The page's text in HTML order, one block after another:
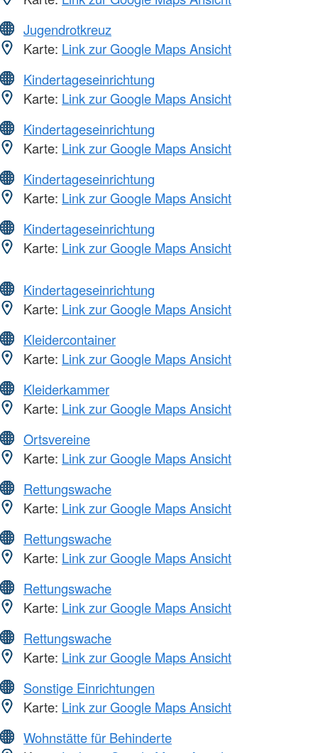
Jugendrotkreuz
Karte: Link zur Google Maps Ansicht
Kindertageseinrichtung
Karte: Link zur Google Maps Ansicht
Kindertageseinrichtung
Karte: Link zur Google Maps Ansicht
Kindertageseinrichtung
Karte: Link zur Google Maps Ansicht
Kindertageseinrichtung
Karte: Link zur Google Maps Ansicht
Kindertageseinrichtung
Karte: Link zur Google Maps Ansicht
Kleidercontainer
Karte: Link zur Google Maps Ansicht
Kleiderkammer
Karte: Link zur Google Maps Ansicht
Ortsvereine
Karte: Link zur Google Maps Ansicht
Rettungswache
Karte: Link zur Google Maps Ansicht
Rettungswache
Karte: Link zur Google Maps Ansicht
Rettungswache
Karte: Link zur Google Maps Ansicht
Rettungswache
Karte: Link zur Google Maps Ansicht
Sonstige Einrichtungen
Karte: Link zur Google Maps Ansicht
Wohnstätte für Behinderte